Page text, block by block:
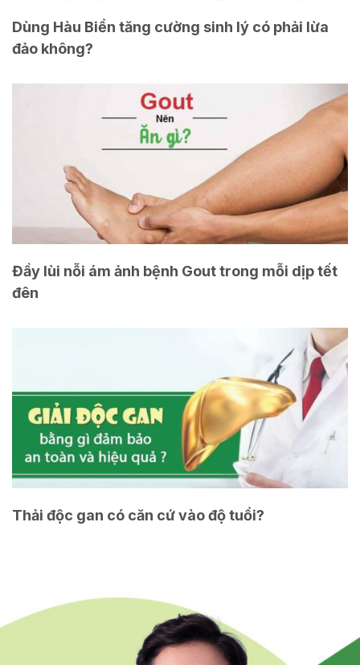
Dùng Hàu Biển tăng cường sinh lý có phải lừa
đảo không?
Đầy lùi nỗi ám ảnh bệnh Gout trong mỗi dịp tết
đên
Thải độc gan có căn cứ vào độ tuổi?